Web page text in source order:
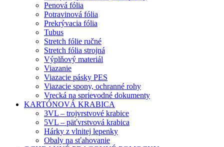
Penová fólia
Potravinová fólia
Prekrývacia fólia
Tubus
Stretch fólie ručné
Stretch fólia strojná
Výplňový materiál
Viazanie
Viazacie pásky PES
Viazacie spony, ochranné rohy
Vrecká na sprievodné dokumenty
KARTÓNOVÁ KRABICA
3VL – trojvrstvové krabice
5VL – päťvrstvová krabica
Hárky z vlnitej lepenky
Obaly na sťahovanie